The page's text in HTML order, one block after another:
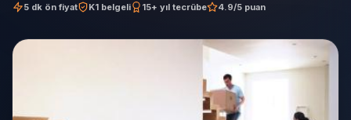
5 dk ön fiyat K1 belgeli 15+ yıl tecrübe 4.9/5 puan